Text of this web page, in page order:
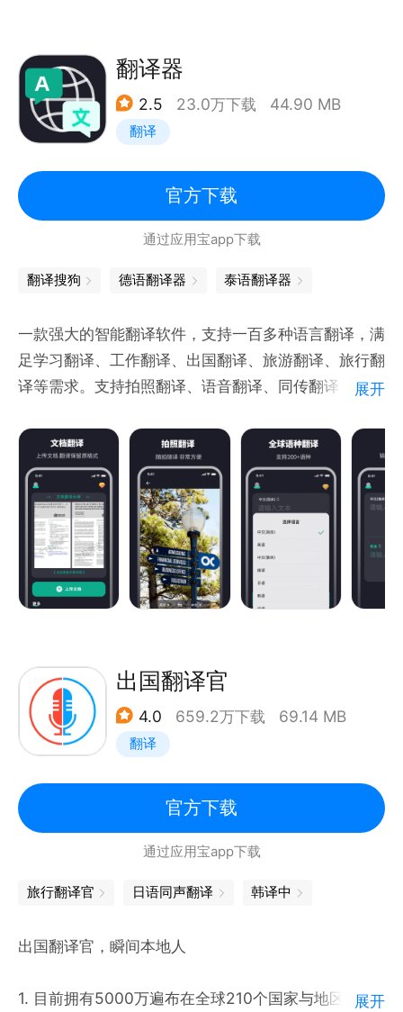
语 、俄语、塞尔维亚语（西里尔字母）、塞尔维亚语
（拉丁字母）、斯洛伐克语、斯洛文尼亚语、西班牙
语、瑞典语、塔希提语、泰语、土耳其语、乌克兰语、
微软翻译使用*新的人工智能翻译技术，该技术还使用
在众多微软产品中，如 Office、Bing、Skype、
Twitter、Yelp、eBay、微信等。
位置许可：我们仅将使用您的位置为您显示会话发生的
地点。我们将在您的会话历史记录中显示该地点信息。
单词助记：谐音、词根词缀，多维度和单词建立关联，
帮助记忆
巩固训练：选择释义、拼写单词，多种题型让你全方位
掌握单词
生词本：学习中遇到的生词，一键加入生词本
记忆曲线：为你量身定做自己的记忆曲线
自定义词库：创建你的专属词库，只背你想背的单词
自建笔记：释义、例句、助记、拓展，全部都可以自定
中、高中等各版本教材
翻译器
2.5 23.0万下载 44.90 MB
翻译
官方下载
通过应用宝app下载
翻译搜狗 德语翻译器 泰语翻译器
一款强大的智能翻译软件，支持一百多种语言翻译，满
足学习翻译、工作翻译、出国翻译、旅游翻译、旅行翻
译等需求。支持拍照翻译、语音翻译、同传翻译、在线
著提升，翻译更准确。
【多功能翻译】
翻译语种：支持英语、日语、韩语、法语、俄语、西班
牙语等一百多种语言翻译，覆盖一百多个国家，英语翻
译、出国翻译、旅行翻译、旅游购物都不用担心。
离线翻译：支持离线翻译功能的免费词典翻译应用，出
国旅游旅行没有网络也能正常翻译英语、日语、韩语、
拍照翻译：强大的拍照翻译功能，一拍即译，无需手动
输入便可快速翻译英语、日语等多种语言，满足出国翻
译、旅行翻译、旅游购物翻译、英语学习翻译等需求。
文本翻译：输入文本即可翻译，支持一百多种语言翻
【海淘翻译，学术翻译】海淘党海购的福音，让你不再
担心海外购，让外文网站简单易读、移动的在线免税店
翻译、进口产品的说明书也能随时看懂；专为大学学术
研究打造的论文翻译app，国际学校老师在线翻译文
权威的名家翻译。
展开
出国翻译官
4.0 659.2万下载 69.14 MB
翻译
官方下载
通过应用宝app下载
旅行翻译官 日语同声翻译 韩译中
出国翻译官，瞬间本地人
1. 目前拥有5000万遍布在全球210个国家与地区的用
展开